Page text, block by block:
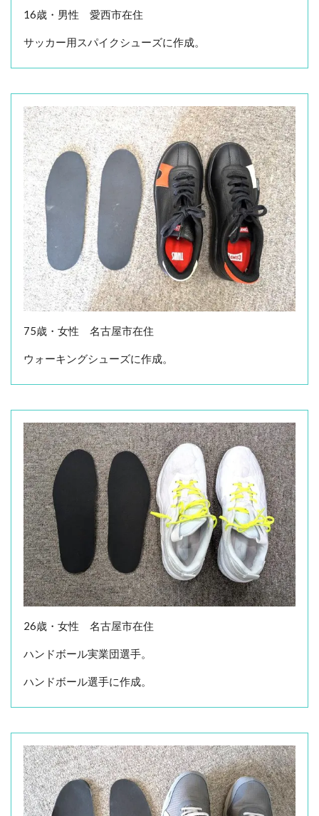
16歳・男性 愛西市在住
サッカー用スパイクシューズに作成。
75歳・女性 名古屋市在住
ウォーキングシューズに作成。
26歳・女性 名古屋市在住
ハンドボール実業団選手。
ハンドボール選手に作成。